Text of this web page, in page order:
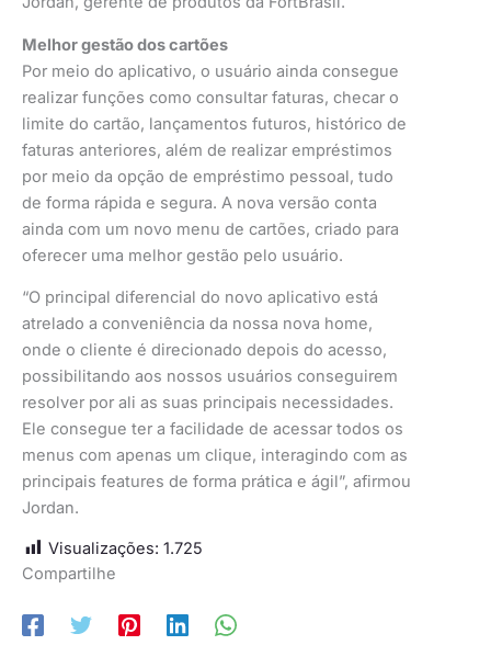
Melhor gestão dos cartões
Por meio do aplicativo, o usuário ainda consegue
realizar funções como consultar faturas, checar o
limite do cartão, lançamentos futuros, histórico de
faturas anteriores, além de realizar empréstimos
por meio da opção de empréstimo pessoal, tudo
de forma rápida e segura. A nova versão conta
ainda com um novo menu de cartões, criado para
oferecer uma melhor gestão pelo usuário.
“O principal diferencial do novo aplicativo está
atrelado a conveniência da nossa nova home,
onde o cliente é direcionado depois do acesso,
possibilitando aos nossos usuários conseguirem
resolver por ali as suas principais necessidades.
Ele consegue ter a facilidade de acessar todos os
menus com apenas um clique, interagindo com as
principais features de forma prática e ágil”, afirmou
Jordan.
Visualizações: 1.725
Compartilhe